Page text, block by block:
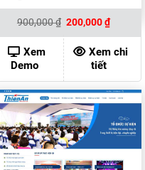
900,000₫ Giá
là:
900,000 ₫.
200,000₫Giá
hiện
tại
là:
Xem
Demo
Xem chi
tiết